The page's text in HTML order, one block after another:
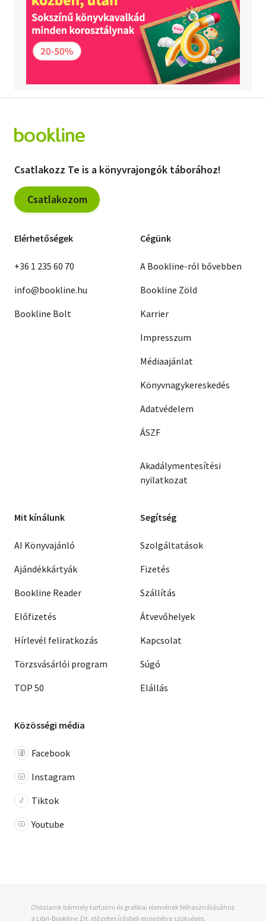
Csatlakozz Te is a könyvrajongók táborához!
Csatlakozom
Elérhetőségek
+36 1 235 60 70
info@bookline.hu
Bookline Bolt
Cégünk
A Bookline-ról bővebben
Bookline Zöld
Karrier
Impresszum
Médiaajánlat
Könyvnagykereskedés
Adatvédelem
ÁSZF
Akadálymentesítési
nyilatkozat
Mit kínálunk
AI Könyvajánló
Ajándékkártyák
Bookline Reader
Előfizetés
Hírlevél feliratkozás
Törzsvásárlói program
TOP 50
Segítség
Szolgáltatások
Fizetés
Szállítás
Átvevőhelyek
Kapcsolat
Súgó
Elállás
Közösségi média
Facebook
Instagram
Tiktok
Youtube
Oldalaink bármely tartalmi és grafikai elemének felhasználásához
a Libri-Bookline Zrt. előzetes írásbeli engedélye szükséges.